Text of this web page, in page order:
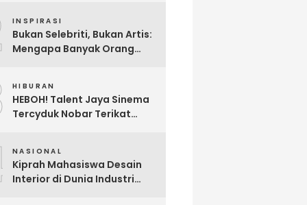
Negeri
INSPIRASI
Bukan Selebriti, Bukan Artis:
Mengapa Banyak Orang
HIBURAN
HEBOH! Talent Jaya Sinema
Tercyduk Nobar Terikat
NASIONAL
Kiprah Mahasiswa Desain
Interior di Dunia Industri